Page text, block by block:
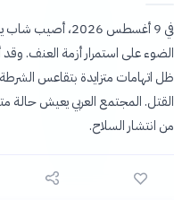
الضوء على استمرار أزمة العنف. وقد
ظل اتهامات متزايدة بتقاعس
القتل. المجتمع العربي يعيش حالة
من انتشار السلاح.